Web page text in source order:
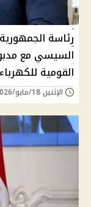
رئاسة
السيسي مع
القومية للكهرباء
الإثنين 18/مايو/2026 - 02:18 م